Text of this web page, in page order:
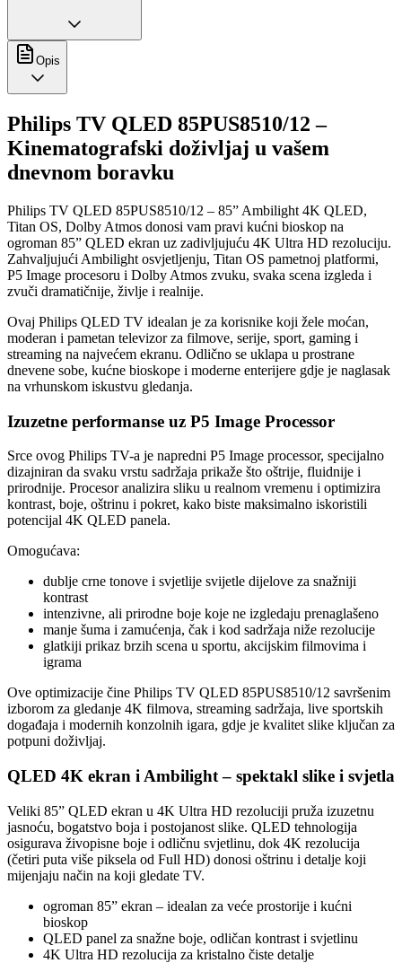
Opis
Philips TV QLED 85PUS8510/12 –
Kinematografski doživljaj u vašem
dnevnom boravku
Philips TV QLED 85PUS8510/12 – 85” Ambilight 4K QLED,
Titan OS, Dolby Atmos donosi vam pravi kućni bioskop na
ogroman 85” QLED ekran uz zadivljujuću 4K Ultra HD rezoluciju.
Zahvaljujući Ambilight osvjetljenju, Titan OS pametnoj platformi,
P5 Image procesoru i Dolby Atmos zvuku, svaka scena izgleda i
zvuči dramatičnije, življe i realnije.
Ovaj Philips QLED TV idealan je za korisnike koji žele moćan,
moderan i pametan televizor za filmove, serije, sport, gaming i
streaming na najvećem ekranu. Odlično se uklapa u prostrane
dnevene sobe, kućne bioskope i moderne enterijere gdje je naglasak
na vrhunskom iskustvu gledanja.
Izuzetne performanse uz P5 Image Processor
Srce ovog Philips TV-a je napredni P5 Image processor, specijalno
dizajniran da svaku vrstu sadržaja prikaže što oštrije, fluidnije i
prirodnije. Procesor analizira sliku u realnom vremenu i optimizira
kontrast, boje, oštrinu i pokret, kako biste maksimalno iskoristili
potencijal 4K QLED panela.
Omogućava:
dublje crne tonove i svjetlije svijetle dijelove za snažniji
kontrast
intenzivne, ali prirodne boje koje ne izgledaju prenaglašeno
manje šuma i zamućenja, čak i kod sadržaja niže rezolucije
glatkiji prikaz brzih scena u sportu, akcijskim filmovima i
igrama
Ove optimizacije čine Philips TV QLED 85PUS8510/12 savršenim
izborom za gledanje 4K filmova, streaming sadržaja, live sportskih
događaja i modernih konzolnih igara, gdje je kvalitet slike ključan za
potpuni doživljaj.
QLED 4K ekran i Ambilight – spektakl slike i svjetla
Veliki 85” QLED ekran u 4K Ultra HD rezoluciji pruža izuzetnu
jasnoću, bogatstvo boja i postojanost slike. QLED tehnologija
osigurava živopisne boje i odličnu svjetlinu, dok 4K rezolucija
(četiri puta više piksela od Full HD) donosi oštrinu i detalje koji
mijenjaju način na koji gledate TV.
ogroman 85” ekran – idealan za veće prostorije i kućni
bioskop
QLED panel za snažne boje, odličan kontrast i svjetlinu
4K Ultra HD rezolucija za kristalno čiste detalje